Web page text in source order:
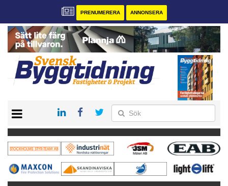
PRENUMERERA ANNONSERA
PRENUMERERA
VÅRA ANDRA MAGASIN
ANNONSERA